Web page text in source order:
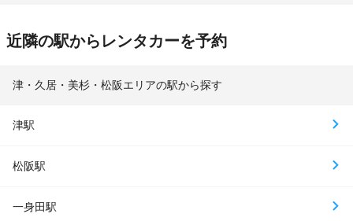
近隣の駅からレンタカーを予約
津・久居・美杉・松阪エリアの駅から探す
津駅
松阪駅
一身田駅